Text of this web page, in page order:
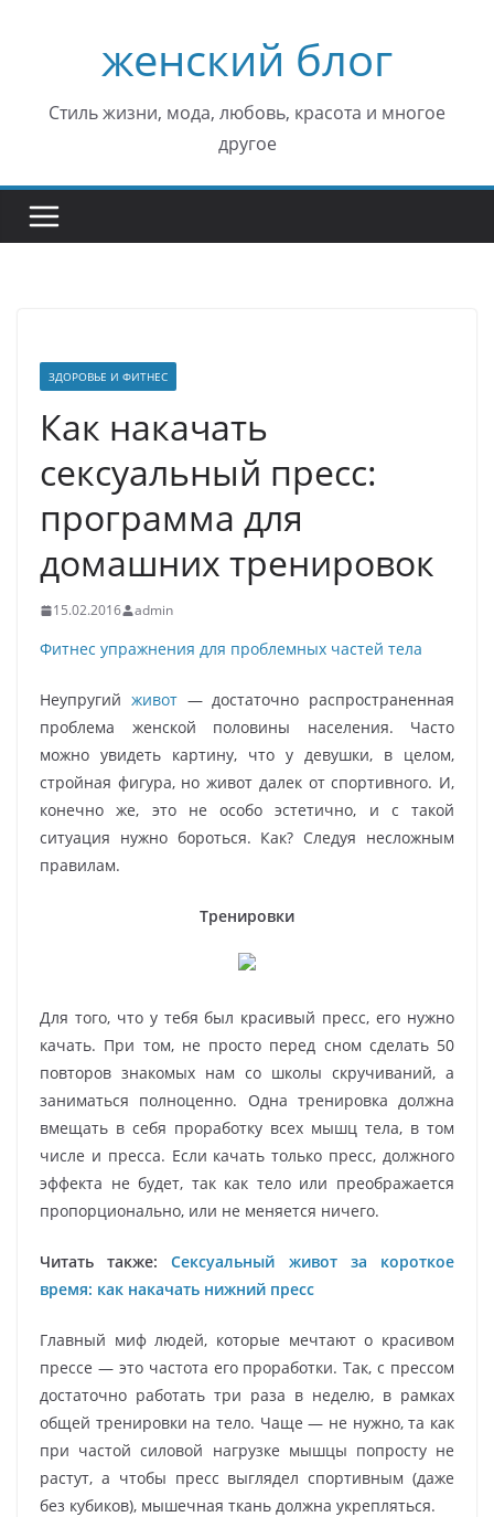
содержимомуженский блог
Стиль жизни, мода, любовь, красота и многое
другое
ЗДОРОВЬЕ И ФИТНЕС
Как накачать
сексуальный пресс:
программа для
домашних тренировок
15.02.2016 admin
Фитнес упражнения для проблемных частей тела
Неупругий живот— достаточно распространенная
проблема женской половины населения. Часто
можно увидеть картину, что у девушки, в целом,
стройная фигура, но живот далек от спортивного. И,
конечно же, это не особо эстетично, и с такой
ситуация нужно бороться. Как? Следуя несложным
правилам.
Тренировки
Для того, что у тебя был красивый пресс, его нужно
качать. При том, не просто перед сном сделать 50
повторов знакомых нам со школы скручиваний, а
заниматься полноценно. Одна тренировка должна
вмещать в себя проработку всех мышц тела, в том
числе и пресса. Если качать только пресс, должного
эффекта не будет, так как тело или преображается
пропорционально, или не меняется ничего.
Читать также:Сексуальный живот за короткое
время: как накачать нижний пресс
Главный миф людей, которые мечтают о красивом
прессе — это частота его проработки. Так, с прессом
достаточно работать три раза в неделю, в рамках
общей тренировки на тело. Чаще — не нужно, та как
при частой силовой нагрузке мышцы попросту не
растут, а чтобы пресс выглядел спортивным (даже
без кубиков), мышечная ткань должна укрепляться.